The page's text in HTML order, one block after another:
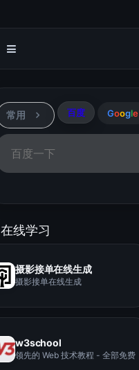
常用 百度 Google
在线学习
摄影接单在线生成
摄影接单在线生成
w3school
领先的 Web 技术教程 - 全部免费